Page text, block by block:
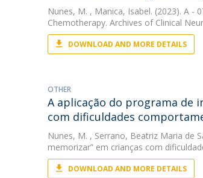
Nunes, M. , Manica, Isabel. (2023). A -
Chemotherapy. Archives of Clinical
DOWNLOAD AND MORE DETAILS
OTHER
A aplicação do programa de
com dificuldades
Nunes, M. , Serrano, Beatriz Maria de
memorizar” em crianças com
DOWNLOAD AND MORE DETAILS